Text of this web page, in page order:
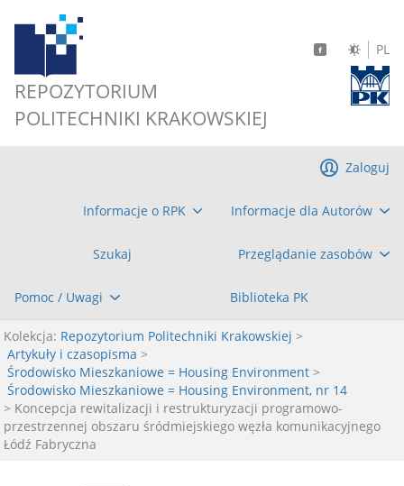
REPOZYTORIUM
POLITECHNIKI KRAKOWSKIEJ
PL
Informacje o RPK Informacje dla Autorów
Szukaj Przeglądanie zasobów
Pomoc / Uwagi Biblioteka PK
Zaloguj
Kolekcja: Repozytorium Politechniki Krakowskiej >
Artykuły i czasopisma >
Środowisko Mieszkaniowe = Housing Environment >
Środowisko Mieszkaniowe = Housing Environment, nr 14
> Koncepcja rewitalizacji i restrukturyzacji programowo-
przestrzennej obszaru śródmiejskiego węzła komunikacyjnego
Łódź Fabryczna